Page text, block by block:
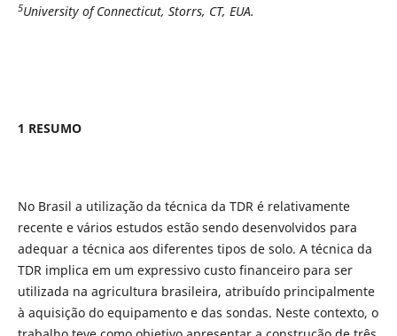
5University of Connecticut, Storrs, CT, EUA.
1 RESUMO
No Brasil a utilização da técnica da TDR é relativamente
recente e vários estudos estão sendo desenvolvidos para
adequar a técnica aos diferentes tipos de solo. A técnica da
TDR implica em um expressivo custo financeiro para ser
utilizada na agricultura brasileira, atribuído principalmente
à aquisição do equipamento e das sondas. Neste contexto, o